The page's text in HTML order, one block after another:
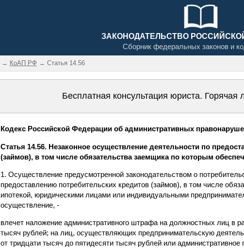
ЗАКОНОДАТЕЛЬСТВО
Сборник федеральных законов и
→ КоАП РФ → Статья 14.56
Бесплатная консультация юриста. Горячая
Кодекс Российской Федерации об административных
Статья 14.56. Незаконное осуществление деятельности по
(займов), в том числе обязательства заемщика по которым
1. Осуществление предусмотренной законодательством о
предоставлению потребительских кредитов (займов), в том числе
ипотекой, юридическими лицами или индивидуальными
осуществление, -
влечет наложение административного штрафа на должностных лиц в
тысяч рублей; на лиц, осуществляющих предпринимательскую
от тридцати тысяч до пятидесяти тысяч рублей или административное